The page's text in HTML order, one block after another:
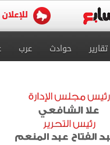
تقارير حوادث عرب